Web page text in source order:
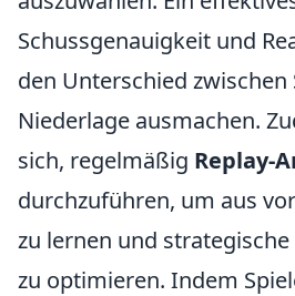
Schussgenauigkeit und
den Unterschied zwischen
Niederlage ausmachen.
sich, regelmäßig Replay-
durchzuführen, um aus
zu lernen und
zu optimieren. Indem